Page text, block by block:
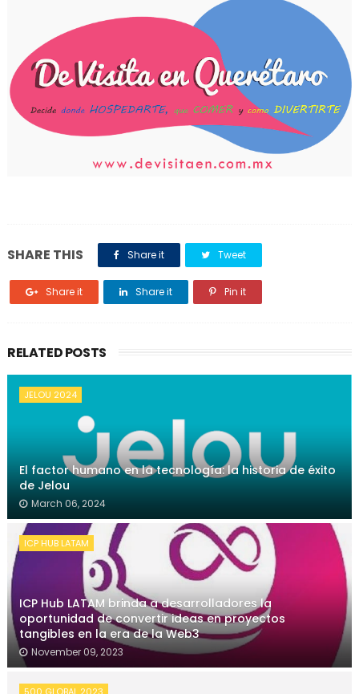
SHARE THIS Share it Tweet
Share it Share it Pin it
RELATED POSTS
JELOU 2024
El factor humano en la tecnología: la historia de éxito
de Jelou
March 06, 2024
ICP HUB LATAM
ICP Hub LATAM brinda a desarrolladores la
oportunidad de convertir ideas en proyectos
tangibles en la era de la Web3
November 09, 2023